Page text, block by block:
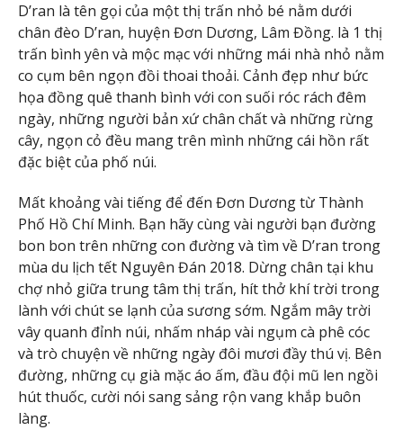
D’ran là tên gọi của một thị trấn nhỏ bé nằm dưới
chân đèo D’ran, huyện Đơn Dương, Lâm Đồng. là 1 thị
trấn bình yên và mộc mạc với những mái nhà nhỏ nằm
co cụm bên ngọn đồi thoai thoải. Cảnh đẹp như bức
họa đồng quê thanh bình với con suối róc rách đêm
ngày, những người bản xứ chân chất và những rừng
cây, ngọn cỏ đều mang trên mình những cái hồn rất
đặc biệt của phố núi.
Mất khoảng vài tiếng để đến Đơn Dương từ Thành
Phố Hồ Chí Minh. Bạn hãy cùng vài người bạn đường
bon bon trên những con đường và tìm về D’ran trong
mùa du lịch tết Nguyên Đán 2018. Dừng chân tại khu
chợ nhỏ giữa trung tâm thị trấn, hít thở khí trời trong
lành với chút se lạnh của sương sớm. Ngắm mây trời
vây quanh đỉnh núi, nhấm nháp vài ngụm cà phê cóc
và trò chuyện về những ngày đôi mươi đầy thú vị. Bên
đường, những cụ già mặc áo ấm, đầu đội mũ len ngồi
hút thuốc, cười nói sang sảng rộn vang khắp buôn
làng.